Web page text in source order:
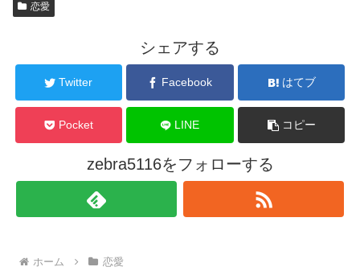
恋愛
シェアする
Twitter Facebook はてブ
Pocket LINE コピー
zebra5116をフォローする
ホーム 恋愛